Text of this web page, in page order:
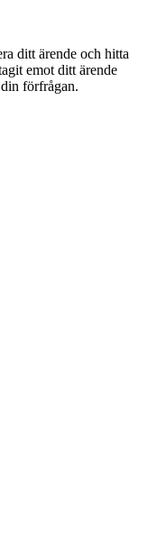
ditt ärende och hitta
emot ditt ärende
förfrågan.